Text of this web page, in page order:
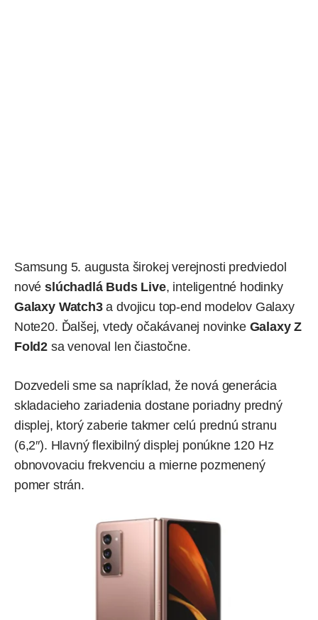
Samsung 5. augusta širokej verejnosti predviedol
novéslúchadlá Buds Live, inteligentné hodinky
Galaxy Watch3a dvojicu top-end modelov Galaxy
Note20. Ďalšej, vtedy očakávanej novinke Galaxy Z
Fold2 sa venoval len čiastočne.
Dozvedeli smesa napríklad, že nová generácia
skladacieho zariadenia dostane poriadny predný
displej, ktorý zaberie takmer celú prednú stranu
(6,2″). Hlavný flexibilný displej ponúkne 120 Hz
obnovovaciu frekvenciu a mierne pozmenený
pomer strán.